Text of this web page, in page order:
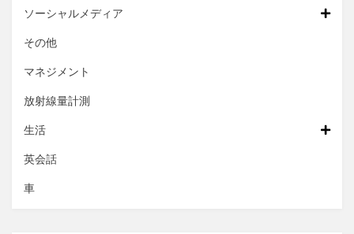
ソーシャルメディア
その他
マネジメント
放射線量計測
生活
英会話
車